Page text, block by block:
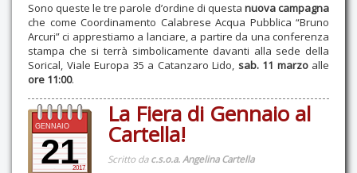
Sono queste le tre parole d’ordine di questa nuova campagna
che come Coordinamento Calabrese Acqua Pubblica “Bruno
Arcuri” ci apprestiamo a lanciare, a partire da una conferenza
stampa che si terrà simbolicamente davanti alla sede della
Sorical, Viale Europa 35 a Catanzaro Lido, sab. 11 marzo alle
ore 11:00.
GENNAIO
212017
La Fiera di Gennaio al
Cartella!
Scritto dac.s.o.a. Angelina Cartella